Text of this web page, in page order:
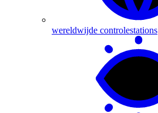
wereldwijde controlestations